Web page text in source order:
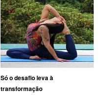
Só o desafio leva à
transformação